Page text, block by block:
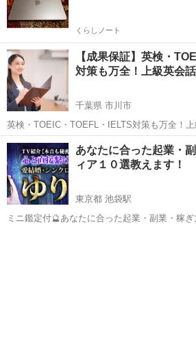
くらしノート
【成果保証】英検・
対策も万全！上級英会
千葉県 市川市
英検・TOEIC・TOEFL・IELTS対策も万全！上
座がスタート！ 英語力を本気で高めたいあなたへ。 英検や
TOEFL、IELTSといった英語資格試験のスコ
千葉 市川市 TOEIC(R)テスト
あなたに合った起業・
ィア１０選教えます！
東京都 池袋駅
ミニ鑑定付🔮あなたに合った起業・副業・稼